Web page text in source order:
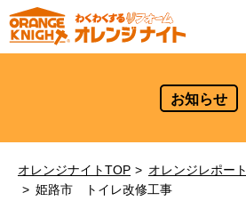
お知らせ
オレンジナイトTOP
オレンジレポート
姫路市 トイレ改修工事